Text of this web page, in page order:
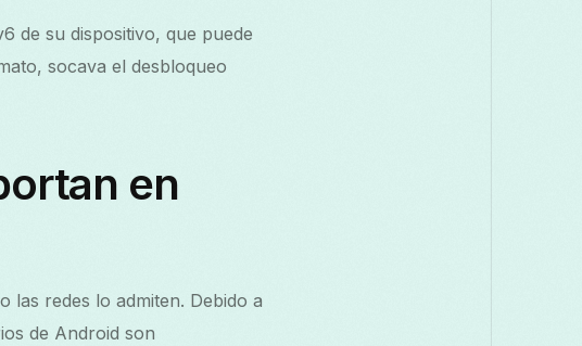
de su dispositivo, que puede
socava el desbloqueo
en
las redes lo admiten. Debido a
de Android son